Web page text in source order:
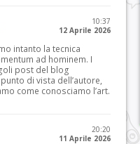
10:37
12 Aprile 2026
intanto la tecnica
ad hominem. I
post del blog
di vista dell’autore,
come conosciamo l’art.
20:20
11 Aprile 2026